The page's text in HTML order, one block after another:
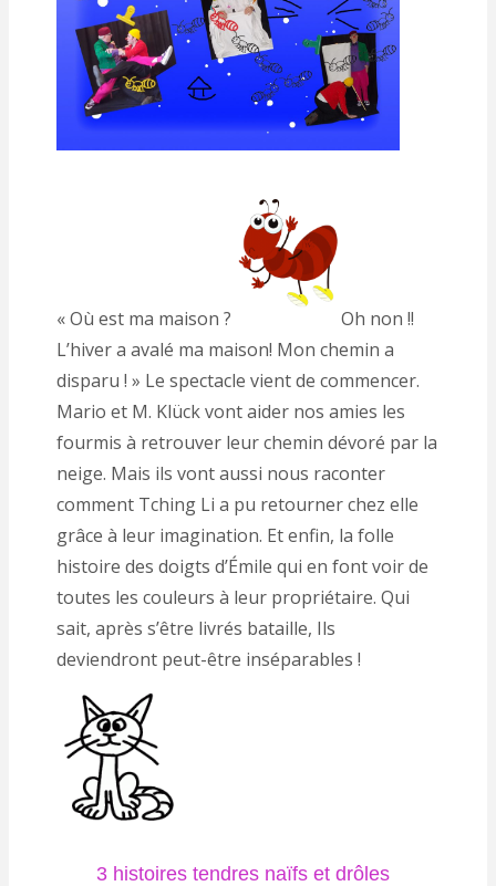
« Où est ma maison ?
Oh non !!
L’hiver a avalé ma maison! Mon chemin a
disparu ! » Le spectacle vient de commencer.
Mario et M. Klück vont aider nos amies les
fourmis à retrouver leur chemin dévoré par la
neige. Mais ils vont aussi nous raconter
comment Tching Li a pu retourner chez elle
grâce à leur imagination. Et enfin, la folle
histoire des doigts d’Émile qui en font voir de
toutes les couleurs à leur propriétaire. Qui
sait, après s’être livrés bataille, Ils
deviendront peut-être inséparables !
3 histoires tendres naïfs et drôles